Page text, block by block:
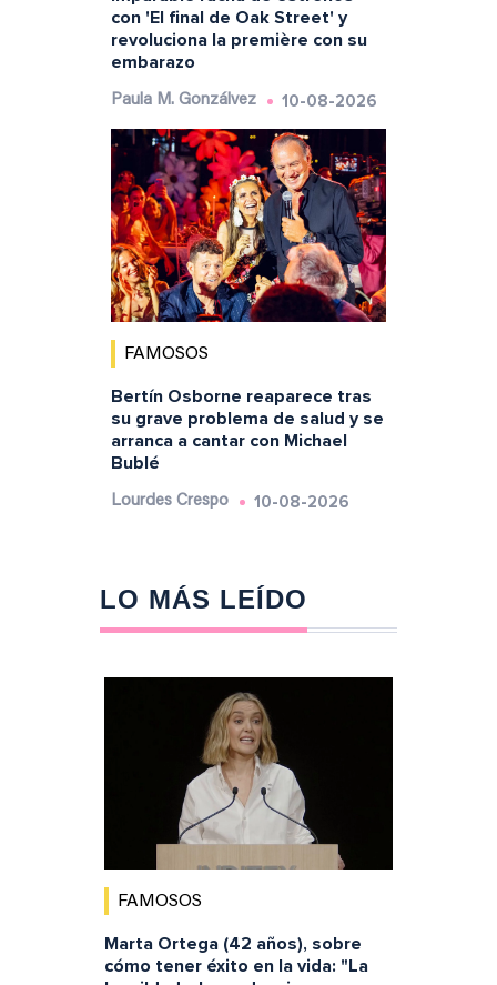
con 'El final de Oak Street' y
revoluciona la première con su
embarazo
Paula M. Gonzálvez 10-08-2026
FAMOSOS
Bertín Osborne reaparece tras
su grave problema de salud y se
arranca a cantar con Michael
Bublé
Lourdes Crespo 10-08-2026
LO MÁS LEÍDO
FAMOSOS
Marta Ortega (42 años), sobre
cómo tener éxito en la vida: "La